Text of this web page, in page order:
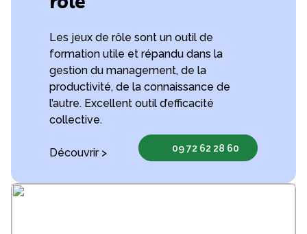
Les jeux de rôle sont un outil de
formation utile et répandu dans la
gestion du management, de la
productivité, de la connaissance de
l’autre. Excellent outil d’efficacité
collective.
Découvrir > 09 72 62 28 60